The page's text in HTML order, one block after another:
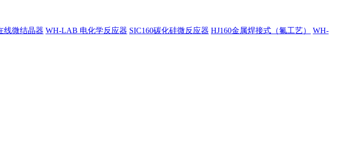
线微结晶器 WH-LAB 电化学反应器 SIC160碳化硅微反应器 HJ160金属焊接式（氟工艺）
WH-